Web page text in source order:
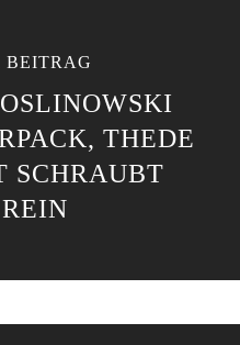
BEITRAG
THEDE
SCHRAUBT